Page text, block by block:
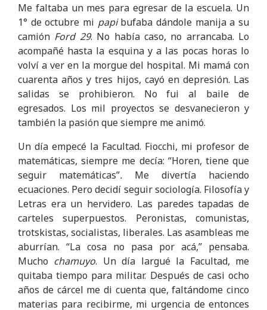
Me faltaba un mes para egresar de la escuela. Un
1° de octubre mi papibufaba dándole manija a su
camión Ford 29. No había caso, no arrancaba. Lo
acompañé hasta la esquina y a las pocas horas lo
volví a ver en la morgue del hospital. Mi mamá con
cuarenta años y tres hijos, cayó en depresión. Las
salidas se prohibieron. No fui al baile de
egresados. Los mil proyectos se desvanecieron y
también la pasión que siempre me animó.
Un día empecé la Facultad. Fiocchi, mi profesor de
matemáticas, siempre me decía: “Horen, tiene que
seguir matemáticas”. Me divertía haciendo
ecuaciones. Pero decidí seguir sociología. Filosofía y
Letras era un hervidero. Las paredes tapadas de
carteles superpuestos. Peronistas, comunistas,
trotskistas, socialistas, liberales. Las asambleas me
aburrían. “La cosa no pasa por acá,” pensaba.
Mucho chamuyo. Un día largué la Facultad, me
quitaba tiempo para militar. Después de casi ocho
años de cárcel me di cuenta que, faltándome cinco
materias para recibirme, mi urgencia de entonces